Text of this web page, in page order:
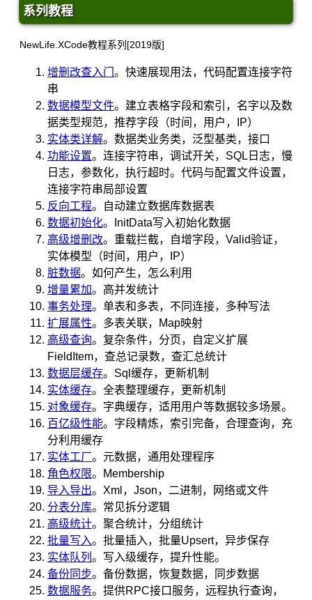
系列教程
NewLife.XCode教程系列[2019版]
增删改查入门 。快速展现用法，代码配置连接字符
串
数据模型文件。建立表格字段和索引，名字以及数
据类型规范，推荐字段（时间，用户，IP）
实体类详解。数据类业务类，泛型基类，接口
功能设置。连接字符串，调试开关，SQL日志，慢
日志，参数化，执行超时。代码与配置文件设置，
连接字符串局部设置
反向工程。自动建立数据库数据表
数据初始化。InitData写入初始化数据
高级增删改。重载拦截，自增字段，Valid验证，
实体模型（时间，用户，IP）
脏数据。如何产生，怎么利用
增量累加。高并发统计
事务处理。单表和多表，不同连接，多种写法
扩展属性。多表关联，Map映射
高级查询。复杂条件，分页，自定义扩展
FieldItem，查总记录数，查汇总统计
数据层缓存。Sql缓存，更新机制
实体缓存。全表整理缓存，更新机制
对象缓存。字典缓存，适用用户等数据较多场景。
百亿级性能。字段精炼，索引完备，合理查询，充
分利用缓存
实体工厂。元数据，通用处理程序
角色权限。Membership
导入导出。Xml，Json，二进制，网络或文件
分表分库。常见拆分逻辑
高级统计。聚合统计，分组统计
批量写入。批量插入，批量Upsert，异步保存
实体队列 。写入级缓存，提升性能。
备份同步。备份数据，恢复数据，同步数据
数据服务。提供RPC接口服务，远程执行查询，